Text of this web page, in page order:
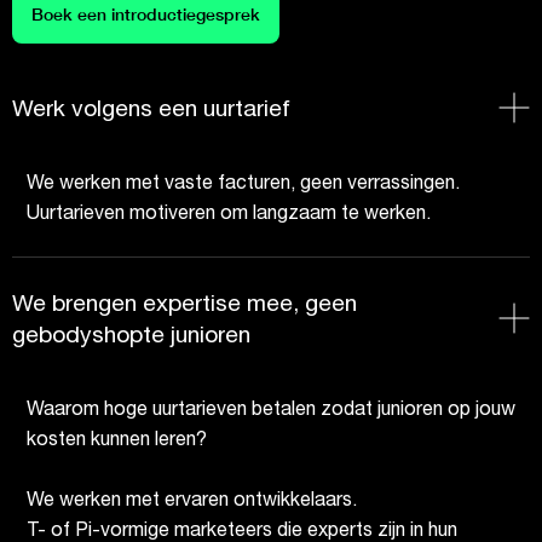
Boek een introductiegesprek
Werk volgens een uurtarief
We werken met vaste facturen, geen verrassingen.
Uurtarieven motiveren om langzaam te werken.
We brengen expertise mee, geen
gebodyshopte junioren
Waarom hoge uurtarieven betalen zodat junioren op jouw
kosten kunnen leren?
We werken met ervaren ontwikkelaars.
T- of Pi-vormige marketeers die experts zijn in hun